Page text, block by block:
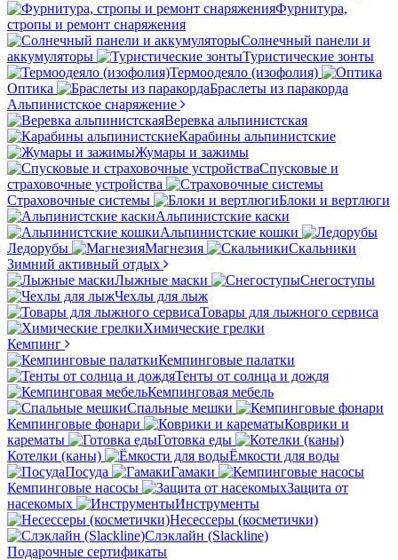
Фурнитура,
стропы и ремонт снаряжения
Солнечный панели и
аккумуляторы
Туристические зонты
Термоодеяло (изофолия)
Оптика
Браслеты из паракорда
Альпинистское снаряжение
Веревка альпинистская
Карабины альпинистские
Жумары и зажимы
Спусковые и
страховочные устройства
Страховочные системы
Блоки и вертлюги
Альпинистские каски
Альпинистские кошки
Ледорубы
Магнезия
Скальники
Зимний активный отдых
Лыжные маски
Снегоступы
Чехлы для лыж
Товары для лыжного сервиса
Химические грелки
Кемпинг
Кемпинговые палатки
Тенты от солнца и дождя
Кемпинговая мебель
Спальные мешки
Кемпинговые фонари
Коврики и
карематы
Готовка еды
Котелки (каны)
Ёмкости для воды
Посуда
Гамаки
Кемпинговые насосы
Защита от
насекомых
Инструменты
Несессеры (косметички)
Слэклайн (Slackline)
Подарочные сертификаты